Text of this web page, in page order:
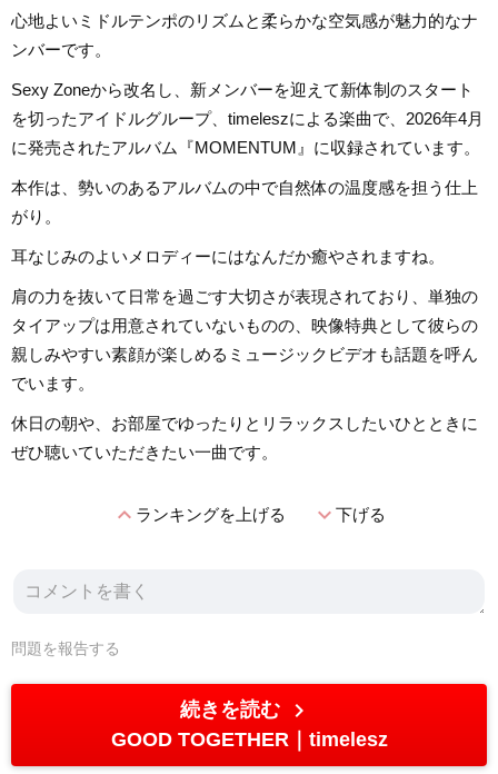
心地よいミドルテンポのリズムと柔らかな空気感が魅力的なナ
ンバーです。
Sexy Zoneから改名し、新メンバーを迎えて新体制のスタート
を切ったアイドルグループ、timeleszによる楽曲で、2026年4月
に発売されたアルバム『MOMENTUM』に収録されています。
本作は、勢いのあるアルバムの中で自然体の温度感を担う仕上
がり。
耳なじみのよいメロディーにはなんだか癒やされますね。
肩の力を抜いて日常を過ごす大切さが表現されており、単独の
タイアップは用意されていないものの、映像特典として彼らの
親しみやすい素顔が楽しめるミュージックビデオも話題を呼ん
でいます。
休日の朝や、お部屋でゆったりとリラックスしたいひとときに
ぜひ聴いていただきたい一曲です。
expand_lessランキングを上げる expand_more下げる
問題を報告する
続きを読む chevron_right
GOOD TOGETHER timelesz